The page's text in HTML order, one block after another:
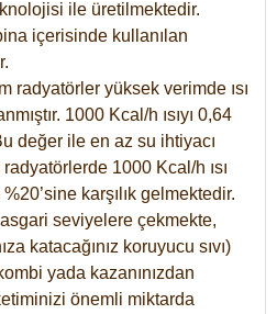
ile üretilmektedir.
içerisinde kullanılan
radyatörler yüksek verimde ısı
1000 Kcal/h ısıyı 0,64
değer ile en az su ihtiyacı
1000 Kcal/h ısı
karşılık gelmektedir.
seviyelere çekmekte,
katacağınız koruyucu sıvı)
yada kazanınızdan
önemli miktarda